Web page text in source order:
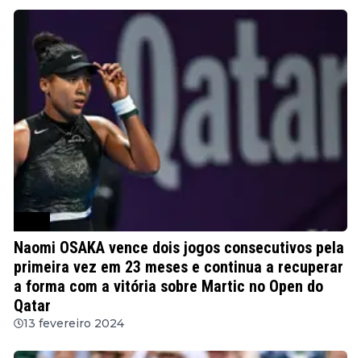
Naomi OSAKA vence dois jogos consecutivos pela
primeira vez em 23 meses e continua a recuperar
a forma com a vitória sobre Martic no Open do
Qatar
13 fevereiro 2024